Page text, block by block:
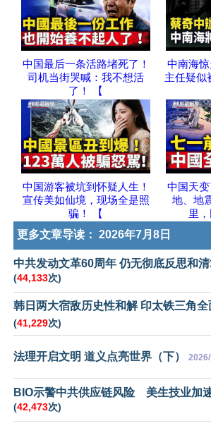
中国最后一条活路堵死了！
司机当街哭喊：我不想活
了！ 【
中南海
主任疑似
中国游客被坑到怀疑人生！
宣传美如仙境，现场全是照
骗！ 【
中国天
地、地
里
更多文章导读： 2026年7月8日
中共发动文革60周年 仍无彻底反思和
(44,133次)
韩日两大宿敌历史性和解 印太铁三角全
(41,229次)
法理开启文明 道义点亮世界（下）
BIO示警中共供应链风险 美生技业加
(42,473次)